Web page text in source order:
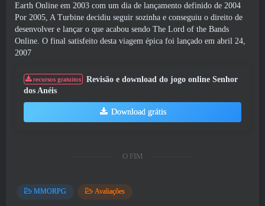
Earth Online em 2003 com um dia de lançamento definido de 2004
Por 2005, A Turbine decidiu seguir sozinha e conseguiu o direito de
desenvolver e lançar o que acabou sendo The Lord of the Bands
Online. O final satisfeito desta viagem épica foi lançado em abril 24,
2007
recursos gratuitos
Revisão e download do jogo online Senhor
dos Anéis
Download grátis
O FIM
MMORPG Avaliações